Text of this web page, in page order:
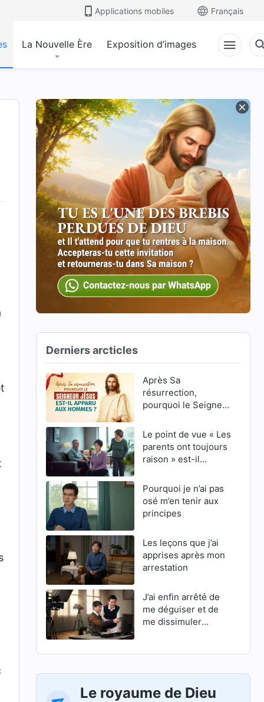
Applications mobiles Français
La Nouvelle Ère Exposition d’images
Derniers arcticles
Après Sa
résurrection,
pourquoi le Seigneur
aux hommes ?
Le point de vue « Les
parents ont toujours
raison » est-il
Pourquoi je n’ai pas
osé m’en tenir aux
principes
Les leçons que j’ai
apprises après mon
arrestation
J’ai enfin arrêté de
me déguiser et de
me dissimuler
Le royaume de Dieu